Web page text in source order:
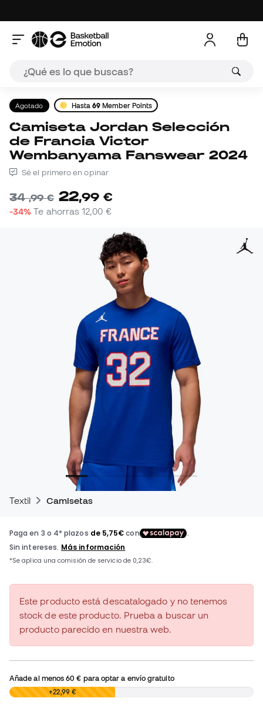
Agotado Hasta69 Member Points
Camiseta Jordan Selección
de Francia Victor
Wembanyama Fanswear 2024
Sé el primero en opinar
34,99 € 22,99 €
-34% Te ahorras12,00 €
Textil Camisetas
Este producto está descatalogado y no tenemos
stock de este producto. Prueba a buscar un
producto parecido en nuestra web.
Añade al menos60 € para optar a envío gratuito
0,00 € +22,99 €